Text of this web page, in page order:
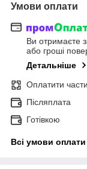
Умови оплати
Ви отримаєте
або гроші
Детальніше
Оплатити
Післяплата
Готівкою
Всі умови оплати